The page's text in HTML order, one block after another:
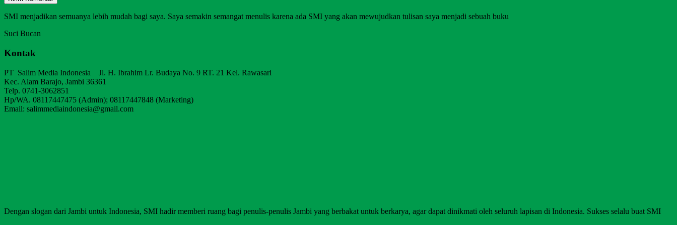
SMI menjadikan semuanya lebih mudah bagi saya. Saya semakin semangat menulis karena ada SMI yang akan mewujudkan tulisan saya menjadi sebuah buku
Suci Bucan
Kontak
PT Salim Media Indonesia Jl. H. Ibrahim Lr. Budaya No. 9 RT. 21 Kel. Rawasari
Kec. Alam Barajo, Jambi 36361
Telp. 0741-3062851
Hp/WA. 08117447475 (Admin); 08117447848 (Marketing)
Email: salimmediaindonesia@gmail.com
Dengan slogan dari Jambi untuk Indonesia, SMI hadir memberi ruang bagi penulis-penulis Jambi yang berbakat untuk berkarya, agar dapat dinikmati oleh seluruh lapisan di Indonesia. Sukses selalu buat SMI